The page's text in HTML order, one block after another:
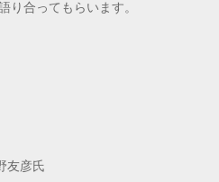
り合ってもらいます。
友彦氏